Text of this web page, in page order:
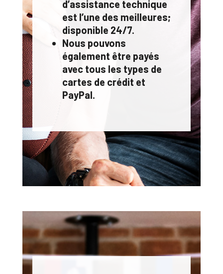
d’assistance technique
est l’une des meilleures;
disponible 24/7.
Nous pouvons
également être payés
avec tous les types de
cartes de crédit et
PayPal.